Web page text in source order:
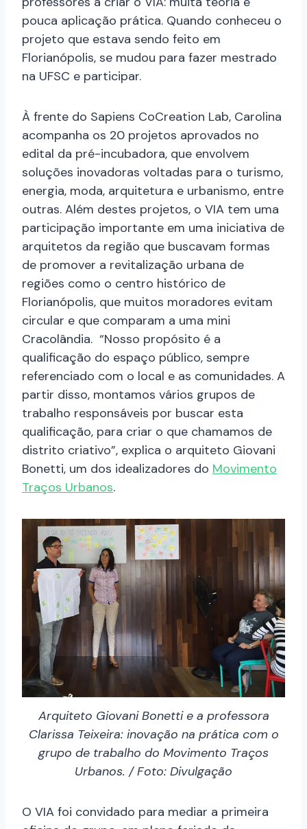
pouca aplicação prática. Quando conheceu o
projeto que estava sendo feito em
Florianópolis, se mudou para fazer mestrado
na UFSC e participar.
À frente do Sapiens CoCreation Lab, Carolina
acompanha os 20 projetos aprovados no
edital da pré-incubadora, que envolvem
soluções inovadoras voltadas para o turismo,
energia, moda, arquitetura e urbanismo, entre
outras. Além destes projetos, o VIA tem uma
participação importante em uma iniciativa de
arquitetos da região que buscavam formas
de promover a revitalização urbana de
regiões como o centro histórico de
Florianópolis, que muitos moradores evitam
circular e que comparam a uma mini
Cracolândia. “Nosso propósito é a
qualificação do espaço público, sempre
referenciado com o local e as comunidades. A
partir disso, montamos vários grupos de
trabalho responsáveis por buscar esta
qualificação, para criar o que chamamos de
distrito criativo”, explica o arquiteto Giovani
Bonetti, um dos idealizadores do Movimento
Traços Urbanos.
Arquiteto Giovani Bonetti e a professora
Clarissa Teixeira: inovação na prática com o
grupo de trabalho do Movimento Traços
Urbanos. / Foto: Divulgação
O VIA foi convidado para mediar a primeira